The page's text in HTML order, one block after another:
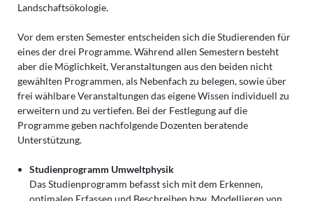
Landschaftsökologie.
Vor dem ersten Semester entscheiden sich die Studierenden für
eines der drei Programme. Während allen Semestern besteht
aber die Möglichkeit, Veranstaltungen aus den beiden nicht
gewählten Programmen, als Nebenfach zu belegen, sowie über
frei wählbare Veranstaltungen das eigene Wissen individuell zu
erweitern und zu vertiefen. Bei der Festlegung auf die
Programme geben nachfolgende Dozenten beratende
Unterstützung.
Studienprogramm Umweltphysik
Das Studienprogramm befasst sich mit dem Erkennen,
optimalen Erfassen und Beschreiben bzw. Modellieren von